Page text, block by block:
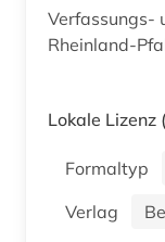
Verfassungs-
Rheinland-
Lokale Lizenz
Formaltyp
Verlag